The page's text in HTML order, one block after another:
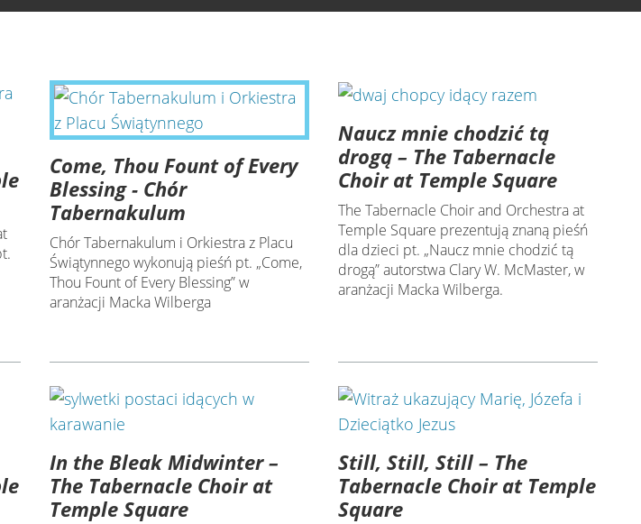
Come, Thou Fount of Every
Blessing - Chór
Tabernakulum
Chór Tabernakulum i Orkiestra z Placu
Świątynnego wykonują pieśń pt. „Come,
Thou Fount of Every Blessing” w
aranżacji Macka Wilberga
Naucz mnie chodzić tą
drogą – The Tabernacle
Choir at Temple Square
The Tabernacle Choir and Orchestra at
Temple Square prezentują znaną pieśń
dla dzieci pt. „Naucz mnie chodzić tą
drogą” autorstwa Clary W. McMaster, w
aranżacji Macka Wilberga.
In the Bleak Midwinter –
The Tabernacle Choir at
Temple Square
Still, Still, Still – The
Tabernacle Choir at Temple
Square